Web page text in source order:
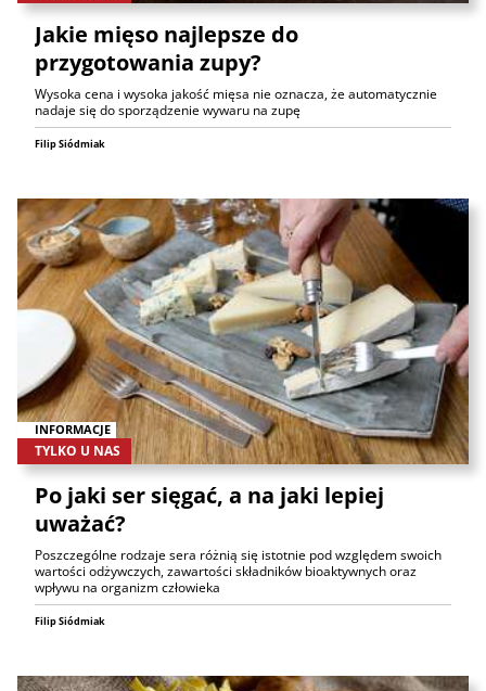
Jakie mięso najlepsze do
przygotowania zupy?
Wysoka cena i wysoka jakość mięsa nie oznacza, że automatycznie
nadaje się do sporządzenie wywaru na zupę
Filip Siódmiak
INFORMACJE
TYLKO U NAS
Po jaki ser sięgać, a na jaki lepiej
uważać?
Poszczególne rodzaje sera różnią się istotnie pod względem swoich
wartości odżywczych, zawartości składników bioaktywnych oraz
wpływu na organizm człowieka
Filip Siódmiak